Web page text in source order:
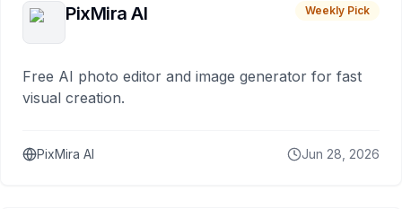
PixMira AI Weekly Pick
Free AI photo editor and image generator for fast
visual creation.
PixMira AI Jun 28, 2026